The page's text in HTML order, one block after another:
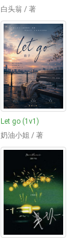
白头翁 / 著
Let go (1v1)
奶油小姐 / 著